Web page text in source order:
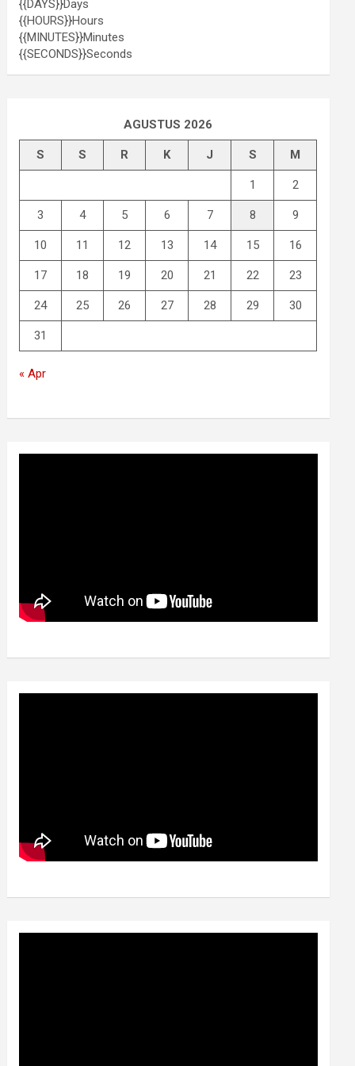
{{DAYS}}Days
{{HOURS}}Hours
{{MINUTES}}Minutes
{{SECONDS}}Seconds
AGUSTUS 2026
S S R K J S M
1 2
3 4 5 6 7 8 9
10 11 12 13 14 15 16
17 18 19 20 21 22 23
24 25 26 27 28 29 30
31
« Apr